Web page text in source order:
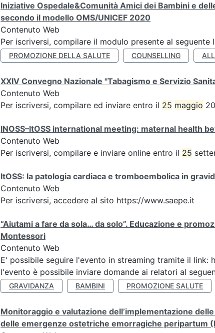
Iniziative Ospedale&Comunità Amici dei Bambini e
secondo il modello OMS/UNICEF 2020
Contenuto Web
Per iscriversi, compilare il modulo presente al seguente
PROMOZIONE DELLA SALUTE COUNSELLING
XXIV Convegno Nazionale "Tabagismo e Servizio
Contenuto Web
Per iscriversi, compilare ed inviare entro il 25 maggio
INOSS–ItOSS international meeting: maternal health
Contenuto Web
Per iscriversi, compilare e inviare online entro il 25
ItOSS: la patologia cardiaca e tromboembolica in
Contenuto Web
Per iscriversi, accedere al sito https://www.saepe.it
“Aiutami a fare da sola… da solo”. Educazione e
Montessori
Contenuto Web
E' possibile seguire l'evento in streaming tramite il link:
l'evento è possibile inviare domande ai relatori al
GRAVIDANZA BAMBINI PROMOZIONE SALUTE
Monitoraggio e valutazione dell’implementazione
delle emergenze ostetriche emorragiche peripartum